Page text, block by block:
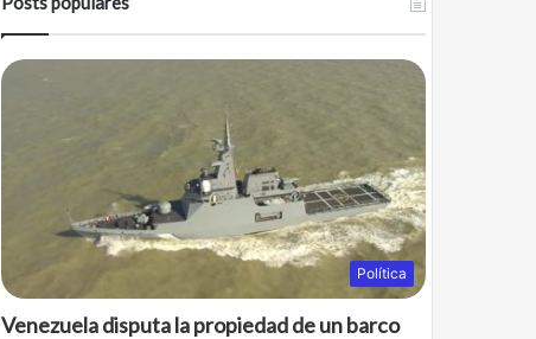
Política
Venezuela disputa la propiedad de un barco